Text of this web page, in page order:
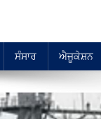
ਸੰਸਾਰ ਐਜੂਕੇਸ਼ਨ